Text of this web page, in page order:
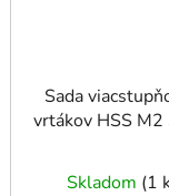
Sada
vrtákov HSS M2
Skladom (1